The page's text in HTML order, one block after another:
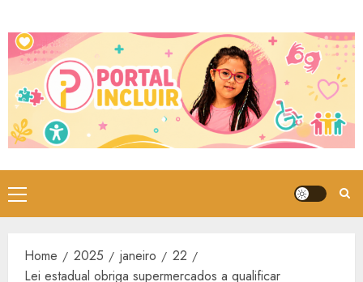
to
content
Primary
Menu
Home 2025 janeiro
22
Lei estadual obriga supermercados a qualificar